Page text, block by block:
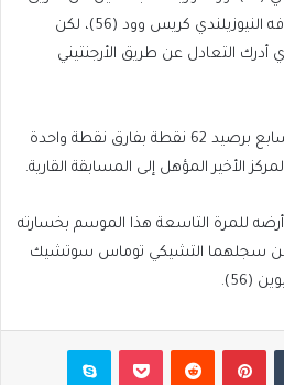
مورغان غيبس وايت (25) وهدافه النيوزيلندي كريس وود (56)، لكن
أدرك التعادل عن طريق الأرجنتيني
وبات نوتنغهام يحتل المركز السابع برصيد 62 نقطة بفارق نقطة واحدة
المؤهل إلى المسابقة القارية.
للمرة التاسعة هذا الموسم بخسارته
سجلهما التشيكي توماس سوتشيك
بينتيريست بوكيت سكايب